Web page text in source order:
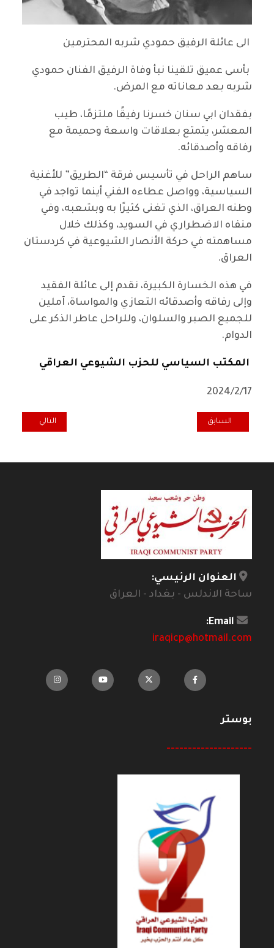
الى عائلة الرفيق حمودي شربه المحترمين
بأسى عميق تلقينا نبأ وفاة الرفيق الفنان حمودي
شربه بعد معاناته مع المرض.
بفقدان ابي سنان خسرنا رفيقًا ملتزمًا، طيب
المعشر، يتمتع بعلاقات واسعة وحميمة مع
رفاقه وأصدقائه.
ساهم الراحل في تأسيس فرقة “الطريق” للأغنية
السياسية، وواصل عطاءه الفني أينما تواجد في
وطنه العراق، الذي تغنى كثيرًا به وبشعبه، وفي
منفاه الاضطراري في السويد، وكذلك خلال
مساهمته في حركة الأنصار الشيوعية في كردستان
العراق.
في هذه الخسارة الكبيرة، نقدم إلى عائلة الفقيد
وإلى رفاقه وأصدقائه التعازي والمواساة، آملين
للجميع الصبر والسلوان، وللراحل عاطر الذكر على
الدوام.
المكتب السياسي للحزب الشيوعي العراقي
2024/2/17
المقال السابق: مواساة منظمة الحزب في السويد برحيل الرفيق حمودي
السابق المقال التالي:
التالي
العنوان الرئيسي:
ساحة الاندلس - بغداد - العراق
Email:
iraqicp@hotmail.com
بوستر
--------------------